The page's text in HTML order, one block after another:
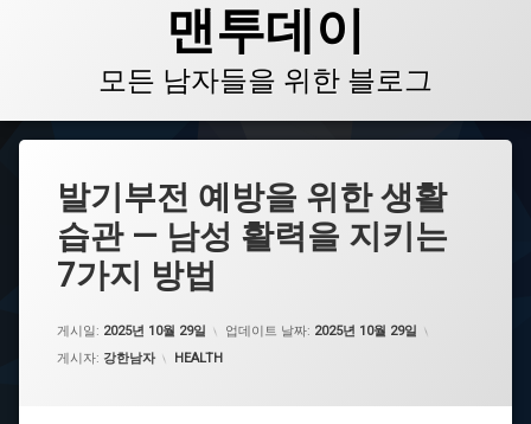
LINKS
맨투데이
모든 남자들을 위한 블로그
발기부전 예방을 위한 생활
습관 — 남성 활력을 지키는
7가지 방법
게시일: 2025년 10월 29일 업데이트 날짜: 2025년 10월 29일
게시자: 강한남자 카테고리:
HEALTH